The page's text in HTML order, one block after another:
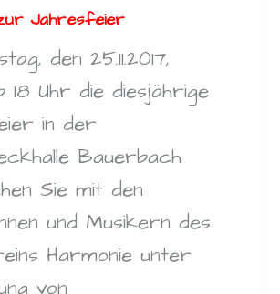
Jahresfeier
den 25.11.2017,
Uhr die diesjährige
in der
Bauerbach
Sie mit den
und Musikern des
Harmonie unter
von